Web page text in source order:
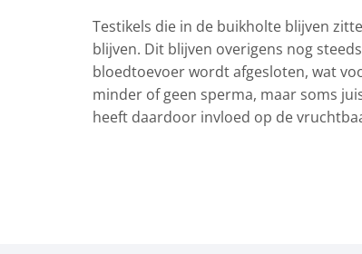
Testikels die in de buikholte blijven
blijven. Dit blijven overigens nog
bloedtoevoer wordt afgesloten, wat
minder of geen sperma, maar soms
heeft daardoor invloed op de